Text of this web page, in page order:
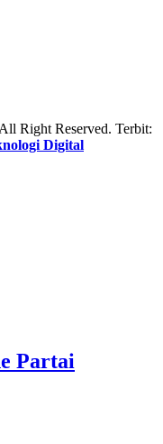
Right Reserved. Terbit:
Digital
Partai